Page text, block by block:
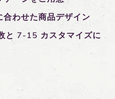
わせた商品デザイン
と 7-15 カスタマイズに